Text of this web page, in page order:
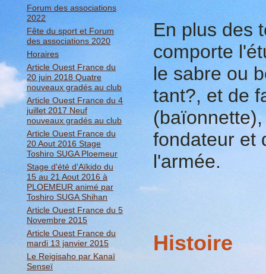
Forum des associations
2022
Fête du sport et Forum
des associations 2020
Horaires
Article Ouest France du
20 juin 2018 Quatre
nouveaux gradés au club
Article Ouest France du 4
juillet 2017 Neuf
nouveaux gradés au club
Article Ouest France du
20 Aout 2016 Stage
Toshiro SUGA Ploemeur
Stage d'été d'Aïkido du
15 au 21 Aout 2016 à
PLOEMEUR animé par
Toshiro SUGA Shihan
Article Ouest France du 5
Novembre 2015
Article Ouest France du
mardi 13 janvier 2015
Le Reigisaho par Kanaï
Senseï
En plus des
comporte
le sabre ou
tant?, et de
fondateur et
l'armée.
Histoire